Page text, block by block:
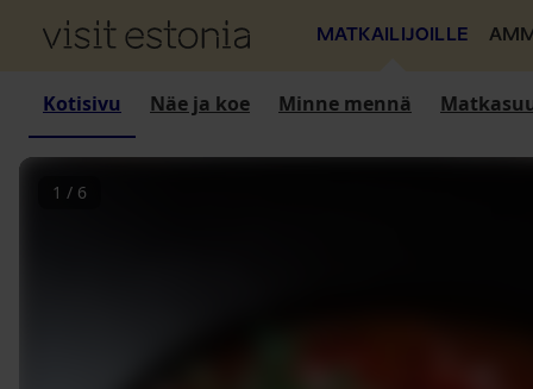
MATKAILIJOILLE
Kotisivu Näe ja koe Minne mennä
1 / 6